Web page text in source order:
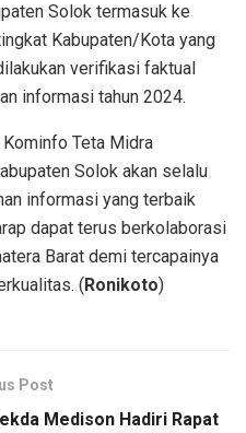
Solok termasuk ke
Kabupaten/Kota yang
verifikasi faktual
informasi tahun 2024.
Teta Midra
Solok akan selalu
informasi yang terbaik
dapat terus berkolaborasi
Barat demi tercapainya
(Ronikoto)
Post
Medison Hadiri Rapat